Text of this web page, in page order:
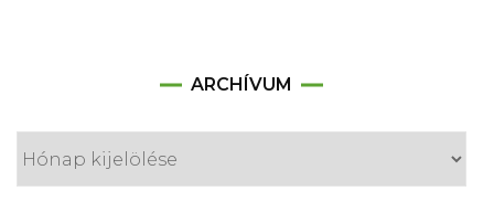
ARCHÍVUM
Archívum